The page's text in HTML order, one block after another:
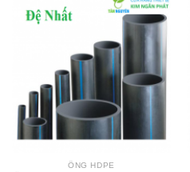
ỐNG HDPE